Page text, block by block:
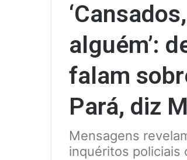
alguém’:
falam
Pará, diz
Mensagens
inquéritos policiais